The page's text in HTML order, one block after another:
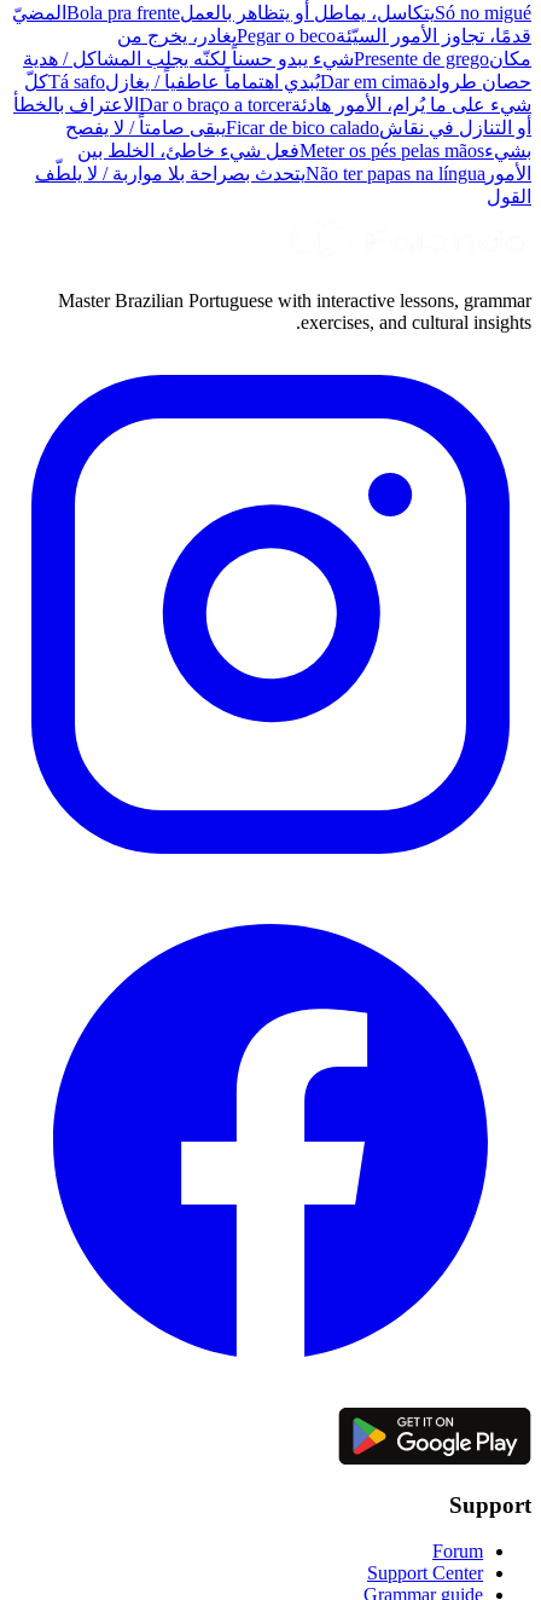
Só no miguéيتكاسل، يماطل أو يتظاهر بالعملBola pra frente المضيّ
قدمًا، تجاوز الأمور السيّئةPegar o becoيغادر، يخرج من
مكانPresente de gregoشيء يبدو حسناً لكنّه يجلب المشاكل / هدية
حصان طروادةDar em cimaيُبدي اهتماماً عاطفياً / يغازلTá safoكلّ
شيء على ما يُرام، الأمور هادئةDar o braço a torcer الاعتراف بالخطأ
أو التنازل في نقاشFicar de bico caladoيبقى صامتاً / لا يفصح
بشيءMeter os pés pelas mãosفعل شيء خاطئ، الخلط بين
الأمور Não ter papas na línguaيتحدث بصراحة بلا مواربة / لا يلطّف
القول
Master Brazilian Portuguese with interactive lessons, grammar
exercises, and cultural insights.
Support
Forum
Support Center
Grammar guide